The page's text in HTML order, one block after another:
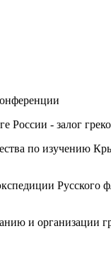
- залог
по изучению
Русского
и организации